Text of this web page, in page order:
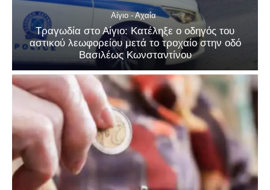
Αίγιο - Αχαΐα
Τραγωδία στο Αίγιο: Κατέληξε ο οδηγός του
αστικού λεωφορείου μετά το τροχαίο στην οδό
Βασιλέως Κωνσταντίνου